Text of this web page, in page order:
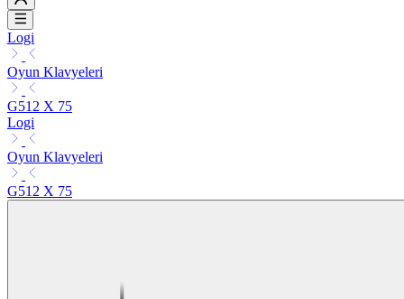
Logi
Oyun Klavyeleri
G512 X 75
Logi
Oyun Klavyeleri
G512 X 75